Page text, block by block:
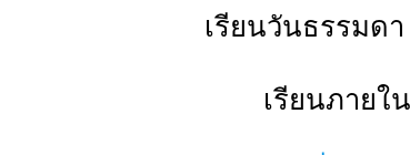
เรียนวันธรรมด
เรียนภายใ